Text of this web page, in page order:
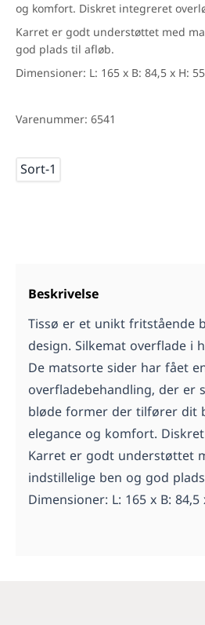
og komfort. Diskret integreret
Karret er godt understøttet med
god plads til afløb.
Dimensioner: L: 165 x B: 84,5 x H:
Varenummer: 6541
Sort-1
Beskrivelse
Tissø er et unikt fritstående
design. Silkemat overflade i
De matsorte sider har fået
overfladebehandling, der er
bløde former der tilfører dit
elegance og komfort.
Karret er godt understøttet
indstillelige ben og god
Dimensioner: L: 165 x B: 84,5